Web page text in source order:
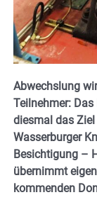
Abwechslung
Teilnehmer: Das
diesmal das Ziel
Wasserburger
Besichtigung –
übernimmt
kommenden